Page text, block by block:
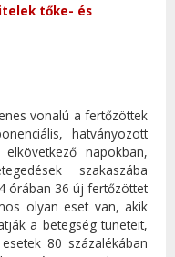
tőke- és
vonalú a fertőzöttek
hatványozott
napokban,
szakaszába
órában 36 új fertőzöttet
olyan eset van, akik
a betegség tüneteit,
80 százalékában